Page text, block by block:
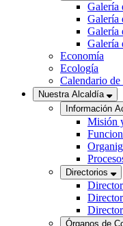
Galería
Galería
Galería
Galería
Economía
Ecología
Calendario de
Nuestra Alcaldía
Información
Misión
Directorios
Órganos de